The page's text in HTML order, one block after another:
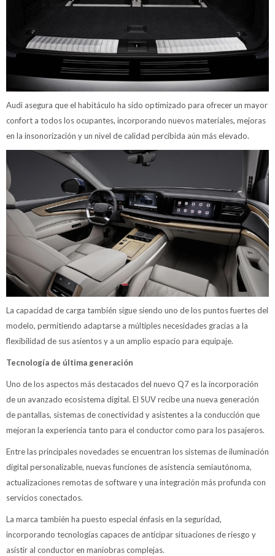
Audi asegura que el habitáculo ha sido optimizado para ofrecer un mayor
confort a todos los ocupantes, incorporando nuevos materiales, mejoras
en la insonorización y un nivel de calidad percibida aún más elevado.
La capacidad de carga también sigue siendo uno de los puntos fuertes del
modelo, permitiendo adaptarse a múltiples necesidades gracias a la
flexibilidad de sus asientos y a un amplio espacio para equipaje.
Tecnología de última generación
Uno de los aspectos más destacados del nuevo Q7 es la incorporación
de un avanzado ecosistema digital. El SUV recibe una nueva generación
de pantallas, sistemas de conectividad y asistentes a la conducción que
mejoran la experiencia tanto para el conductor como para los pasajeros.
Entre las principales novedades se encuentran los sistemas de iluminación
digital personalizable, nuevas funciones de asistencia semiautónoma,
actualizaciones remotas de software y una integración más profunda con
servicios conectados.
La marca también ha puesto especial énfasis en la seguridad,
incorporando tecnologías capaces de anticipar situaciones de riesgo y
asistir al conductor en maniobras complejas.